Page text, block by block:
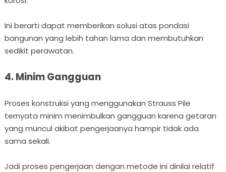
Ini berarti dapat memberikan solusi atas pondasi
bangunan yang lebih tahan lama dan membutuhkan
sedikit perawatan.
4. Minim Gangguan
Proses konstruksi yang menggunakan Strauss Pile
ternyata minim menimbulkan gangguan karena getaran
yang muncul akibat pengerjaanya hampir tidak ada
sama sekali.
Jadi proses pengerjaan dengan metode ini dinilai relatif